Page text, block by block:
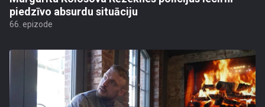
piedzīvo absurdu situāciju
66. epizode